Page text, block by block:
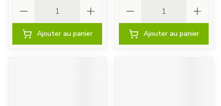
Ajouter au panier Ajouter au panier